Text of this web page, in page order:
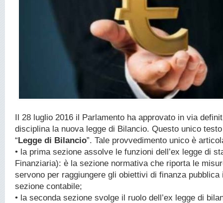
Il 28 luglio 2016 il Parlamento ha approvato in via
disciplina la nuova legge di Bilancio. Questo unico
“Legge di Bilancio”. Tale provvedimento unico è
• la prima sezione assolve le funzioni dell’ex legge di
Finanziaria): è la sezione normativa che riporta le
servono per raggiungere gli obiettivi di finanza pubblica
sezione contabile;
• la seconda sezione svolge il ruolo dell’ex legge di